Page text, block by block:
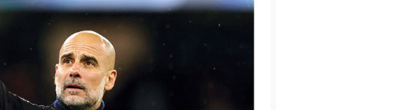
الدفاع الروسية:
"كأني حفرت قبري